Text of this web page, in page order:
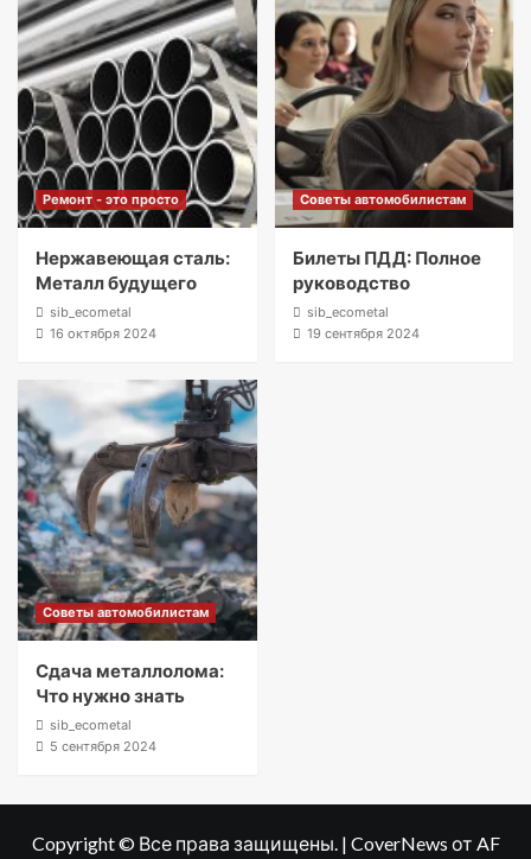
Ремонт - это просто
Нержавеющая сталь:
Металл будущего
sib_ecometal
16 октября 2024
Советы автомобилистам
Билеты ПДД: Полное
руководство
sib_ecometal
19 сентября 2024
Советы автомобилистам
Сдача металлолома:
Что нужно знать
sib_ecometal
5 сентября 2024
Copyright © Все права защищены. | CoverNews от AF